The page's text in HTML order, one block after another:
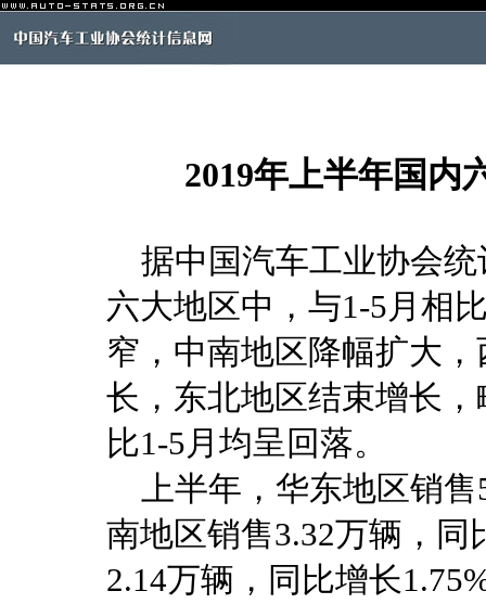
2019年上半年国内
据中国汽车工业协会统
六大地区中，与1-5月相
窄，中南地区降幅扩大
长，东北地区结束增长
比1-5月均呈回落。
上半年，华东地区销售
南地区销售3.32万辆，同
2.14万辆，同比增长